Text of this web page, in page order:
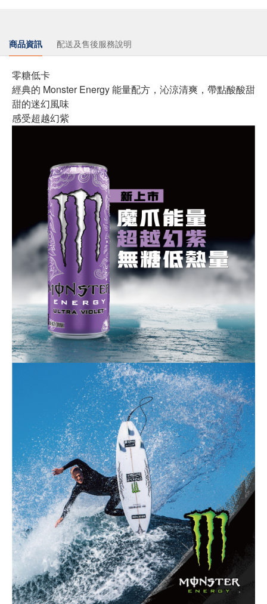
商品資訊 配送及售後服務說明
零糖低卡
經典的 Monster Energy 能量配方，沁涼清爽，帶點酸酸甜
甜的迷幻風味
感受超越幻紫